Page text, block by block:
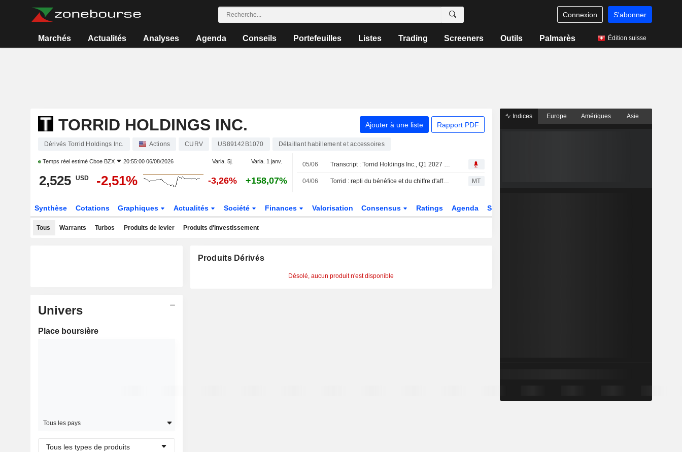
Connexion S'abonner
Marchés Actualités Analyses Agenda Conseils Portefeuilles Listes Trading Screeners Outils Palmarès Édition suisse
TORRID HOLDINGS INC. Ajouter à une liste Rapport PDF
Dérivés Torrid Holdings Inc. Actions CURV US89142B1070 Détaillant habillement et accessoires
Temps réel estimé Cboe BZX 20:55:00 06/08/2026 Varia. 5j. Varia. 1 janv.
2,525 USD -2,51% -3,26% +158,07%
05/06 Transcript : Torrid Holdings Inc., Q1 2027 Earnings Call, Jun 04, 2026
04/06 Torrid : repli du bénéfice et du chiffre d'affaires au premier trimestre fiscal ; prévisions pour le T2 MT
Synthèse Cotations Graphiques Actualités Société Finances Valorisation Consensus Ratings Agenda Secteur
Tous Warrants Turbos Produits de levier Produits d'investissement
Univers
Place boursière
Tous les pays
Tous les types de produits
Produits Dérivés
Désolé, aucun produit n'est disponible
Indices Europe Amériques Asie